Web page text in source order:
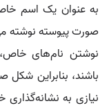
به عنوان یک اسم
صورت پیوسته نوشته
نوشتن نام‌های
باشند، بنابراین
نیازی به